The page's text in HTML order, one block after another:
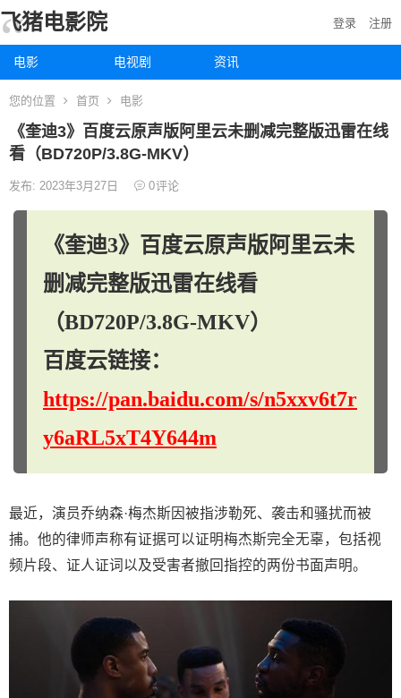
飞猪电影院
电影 电视剧 资讯
登录 注册
您的位置 首页 电影
《奎迪3》百度云原声版阿里云未删减完整版迅雷在线
看（BD720P/3.8G-MKV）
发布: 2023年3月27日 0评论
《奎迪3》百度云原声版阿里云未
删减完整版迅雷在线看
（BD720P/3.8G-MKV）
百度云链接：
https://pan.baidu.com/s/n5xxv6t7r
y6aRL5xT4Y644m
最近，演员乔纳森·梅杰斯因被指涉勒死、袭击和骚扰而被
捕。他的律师声称有证据可以证明梅杰斯完全无辜，包括视
频片段、证人证词以及受害者撤回指控的两份书面声明。